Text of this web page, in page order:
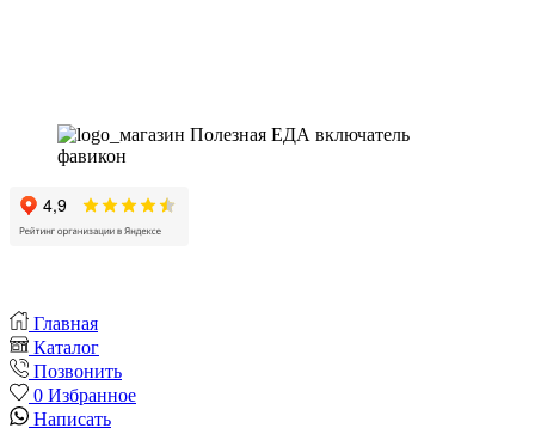
Главная
Каталог
Позвонить
0 Избранное
Написать